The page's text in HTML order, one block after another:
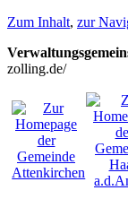
Zum Inhalt, zur
zolling.de/